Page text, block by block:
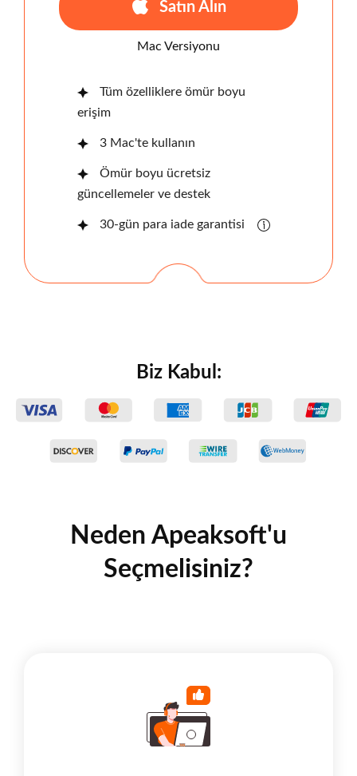
Satın Alın
Mac Versiyonu
Tüm özelliklere ömür boyu
erişim
3 Mac'te kullanın
Ömür boyu ücretsiz
güncellemeler ve destek
30-gün para iade garantisi
Biz Kabul:
Neden Apeaksoft'u
Seçmelisiniz?